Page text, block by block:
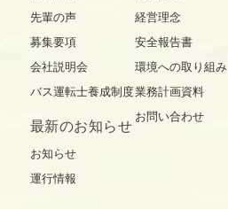
先輩の声
募集要項
会社説明会
バス運転士養成制度
最新のお知らせ
お知らせ
運行情報
経営理念
安全報告書
環境への取り組み
業務計画資料
お問い合わせ